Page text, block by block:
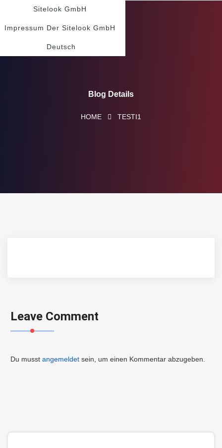
Sitelook GmbH
Impressum Der Sitelook GmbH
Deutsch
Blog Details
HOME TESTI1
Leave Comment
Du musst angemeldet sein, um einen Kommentar abzugeben.